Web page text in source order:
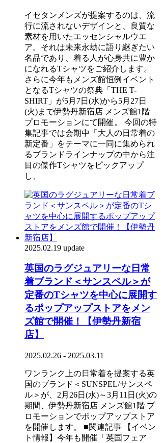
イセタンメンズが提案するのは、流
行に流されないデザインと、良質な
素材を用いたエッセンシャルウエ
ア。それは未来永劫に語り継ぎたい
名品であり、着る人が心身共に豊か
になれるTシャツをご紹介します。
さらに今年もメンズ館恒例イベント
となるTシャツの祭典「THE T-
SHIRT」が5月7日(水)から5月27日
(火)まで伊勢丹新宿店 メンズ館1階
プロモーションにて開催。 今回の特
集記事では会期中「大人の日常着の
新定番」をテーマに一同に集められ
るブランドラインナップの中から注
目の傑作Tシャツをピックアップ
し、
2025.02.19 update
英国のラグジュアリーな日常
着ブランド＜サンスペル＞が
定番のTシャツを中心に展開す
るポップアップストアをメン
ズ館で開催！【伊勢丹新宿
店】
2025.02.26 - 2025.03.11
ワンランク上の日常着を提案する英
国のブランド＜SUNSPEL/サンスペ
ル＞が、2月26日(水)～3月11日(火)の
期間、伊勢丹新宿店 メンズ館1階 プ
ロモーションでポップアップストア
を開催します。 ■関連記事 【イベン
ト情報】今年も開催「英国フェア